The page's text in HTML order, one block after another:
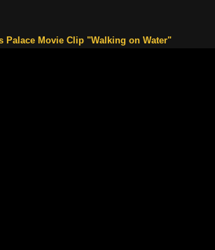
Palace Movie Clip "Walking on Water"